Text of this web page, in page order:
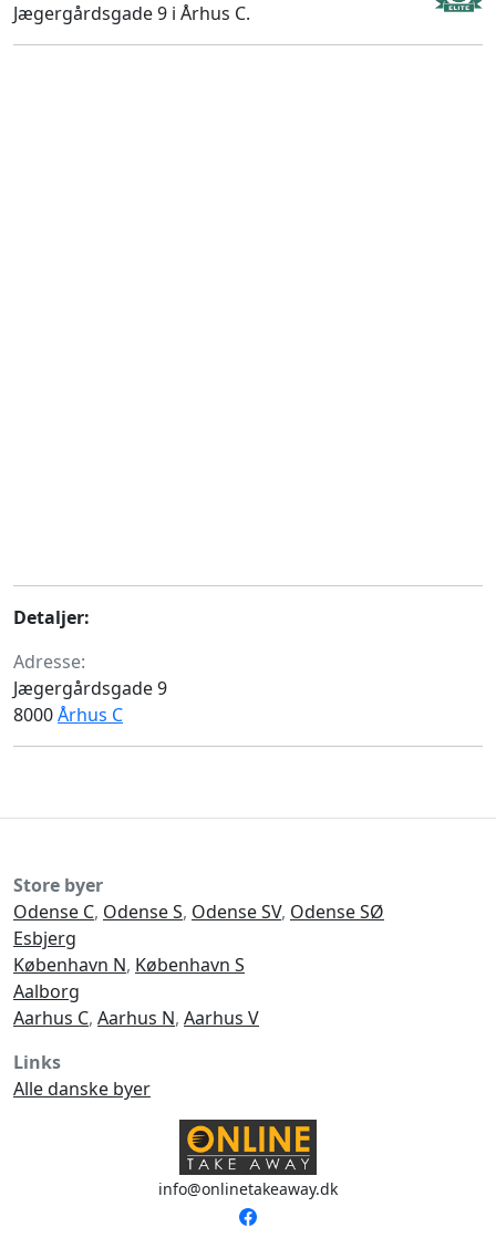
Jægergårdsgade 9 i Århus C.
Detaljer:
Adresse:
Jægergårdsgade 9
8000Århus C
Store byer
Odense C, Odense S, Odense SV, Odense SØ
Esbjerg
København N, København S
Aalborg
Aarhus C, Aarhus N, Aarhus V
Links
Alle danske byer
info@onlinetakeaway.dk